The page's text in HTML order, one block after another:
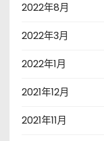
2022年8月
2022年3月
2022年1月
2021年12月
2021年11月